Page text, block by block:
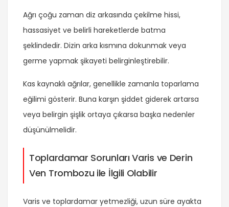
Ağrı çoğu zaman diz arkasında çekilme hissi,
hassasiyet ve belirli hareketlerde batma
şeklindedir. Dizin arka kısmına dokunmak veya
germe yapmak şikayeti belirginleştirebilir.
Kas kaynaklı ağrılar, genellikle zamanla toparlama
eğilimi gösterir. Buna karşın şiddet giderek artarsa
veya belirgin şişlik ortaya çıkarsa başka nedenler
düşünülmelidir.
Toplardamar Sorunları Varis ve Derin
Ven Trombozu ile İlgili Olabilir
Varis ve toplardamar yetmezliği, uzun süre ayakta